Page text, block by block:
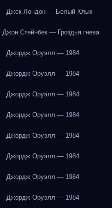
Джек Лондон — Белый Клык
Джон Стейнбек — Гроздья гнева
Джордж Оруэлл — 1984
Джордж Оруэлл — 1984
Джордж Оруэлл — 1984
Джордж Оруэлл — 1984
Джордж Оруэлл — 1984
Джордж Оруэлл — 1984
Джордж Оруэлл — 1984
Джордж Оруэлл — 1984